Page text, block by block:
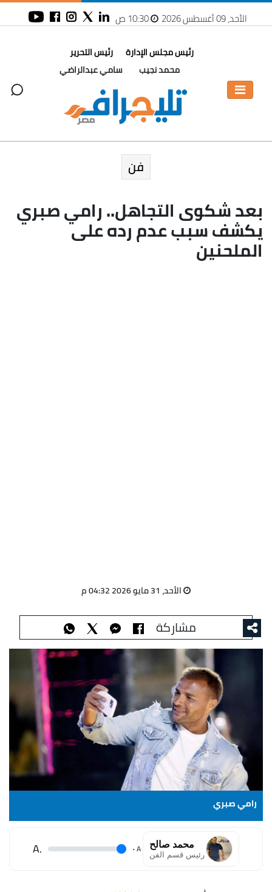
الأحد، 09 أغسطس 2026 10:30 ص
رئيس مجلس الإدارة
محمد نجيب
رئيس التحرير
سامي عبدالراضي
فن
بعد شكوى التجاهل.. رامي صبري
يكشف سبب عدم رده على
الملحنين
الأحد، 31 مايو 2026 04:32 م
مشاركة
رامي صبري
محمد صالح
رئيس قسم الفن A
.
.A